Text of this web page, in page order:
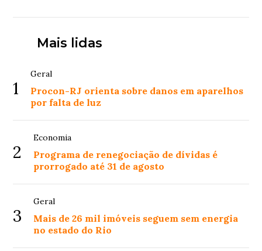
Mais lidas
1
Geral
Procon-RJ orienta sobre danos em aparelhos
por falta de luz
2
Economia
Programa de renegociação de dívidas é
prorrogado até 31 de agosto
3
Geral
Mais de 26 mil imóveis seguem sem energia
no estado do Rio